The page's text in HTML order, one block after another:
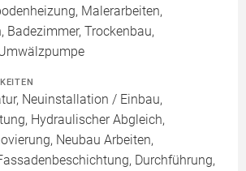
Malerarbeiten,
Badezimmer, Trockenbau,
Neuinstallation / Einbau,
Hydraulischer Abgleich,
Neubau Arbeiten,
Durchführung,